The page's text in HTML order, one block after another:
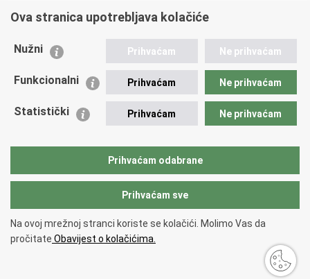
Važne poveznice
EMN Nacionalna kontaktna točka za Republiku Hrvatsku
Policijska akademija
Zaklada policijske solidarnosti
Sindikati
Copyright © 2026 Ravnateljstvo policije.
pristupačnosti.
Ova stranica upotrebljava kolačiće
Nužni Prihvaćam Ne prihvaćam
Funkcionalni Prihvaćam Ne prihvaćam
Statistički Prihvaćam Ne prihvaćam
Prihvaćam odabrane
Prihvaćam sve
Na ovoj mrežnoj stranci koriste se kolačići. Molimo Vas da
pročitate Obavijest o kolačićima.